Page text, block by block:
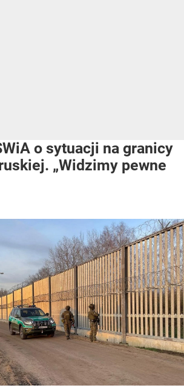
o sytuacji na granicy
„Widzimy pewne